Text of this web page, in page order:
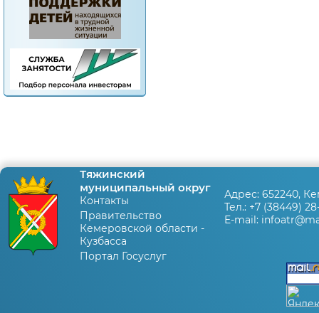
Тяжинский
муниципальный округ
Контакты
Правительство
Кемеровской области -
Кузбасса
Портал Госуслуг
Адрес: 652240,
Тел.: +7 (38449)
E-mail: